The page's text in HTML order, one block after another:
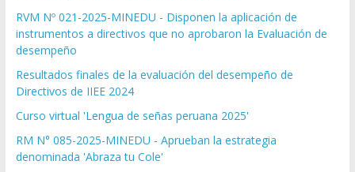
RVM Nº 021-2025-MINEDU - Disponen la aplicación de
instrumentos a directivos que no aprobaron la Evaluación de
desempeño
Resultados finales de la evaluación del desempeño de
Directivos de IIEE 2024
Curso virtual 'Lengua de señas peruana 2025'
RM N° 085-2025-MINEDU - Aprueban la estrategia
denominada 'Abraza tu Cole'